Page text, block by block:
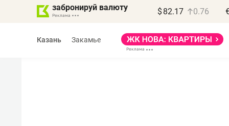
забронируй валюту $ 82.17 0.76
Казань Закамье